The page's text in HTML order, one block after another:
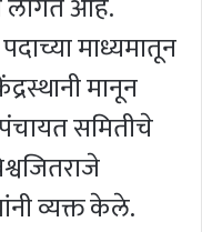
माध्यमातून
मानून
समितीचे
व्यक्त केले.